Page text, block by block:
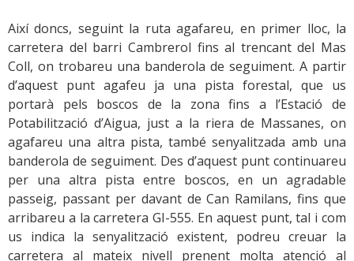
Així doncs, seguint la ruta agafareu, en primer lloc, la
carretera del barri Cambrerol fins al trencant del Mas
Coll, on trobareu una banderola de seguiment. A partir
d’aquest punt agafeu ja una pista forestal, que us
portarà pels boscos de la zona fins a l’Estació de
Potabilització d’Aigua, just a la riera de Massanes, on
agafareu una altra pista, també senyalitzada amb una
banderola de seguiment. Des d’aquest punt continuareu
per una altra pista entre boscos, en un agradable
passeig, passant per davant de Can Ramilans, fins que
arribareu a la carretera GI-555. En aquest punt, tal i com
us indica la senyalització existent, podreu creuar la
carretera al mateix nivell prenent molta atenció al